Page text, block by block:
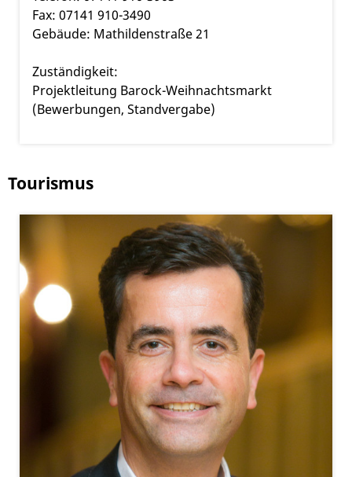
Fax: 07141 910-3490
Gebäude: Mathildenstraße 21
Zuständigkeit:
Projektleitung Barock-Weihnachtsmarkt
(Bewerbungen, Standvergabe)
Tourismus